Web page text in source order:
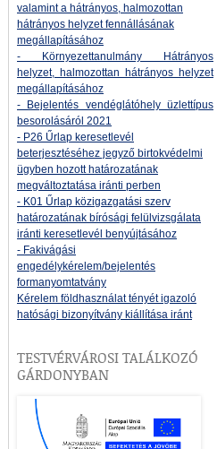
valamint a hátrányos, halmozottan
hátrányos helyzet fennállásának
megállapításához
- Környezettanulmány Hátrányos
helyzet, halmozottan hátrányos helyzet
megállapításához
- Bejelentés vendéglátóhely üzlettípus
besorolásáról 2021
- P26 Űrlap keresetlevél
beterjesztéséhez jegyző birtokvédelmi
ügyben hozott határozatának
megváltoztatása iránti perben
- K01 Űrlap közigazgatási szerv
határozatának bírósági felülvizsgálata
iránti keresetlevél benyújtásához
- Fakivágási
engedélykérelem/bejelentés
formanyomtatvány
Kérelem földhasználat tényét igazoló
hatósági bizonyítvány kiállítása iránt
TESTVÉRVÁROSI TALÁLKOZÓ
GÁRDONYBAN